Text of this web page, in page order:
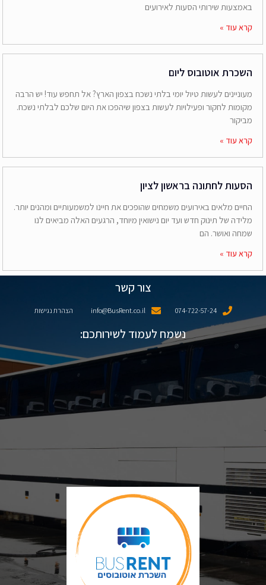
באמצעות שירותי הסעות לאירועים
קרא עוד »
השכרת אוטובוס ליום
מעוניינים לעשות טיול יומי בלתי נשכח בצפון הארץ? אל תחפש עוד! יש הרבה
מקומות לחקור ופעילויות לעשות בצפון שיהפכו את היום שלכם לבלתי נשכח.
מביקור
קרא עוד »
הסעות לחתונה בראשון לציון
החיים מלאים באירועים משמחים שהופכים את חיינו למשמעותיים ומהנים יותר.
מלידה של תינוק חדש ועד יום נישואין מיוחד, הרגעים האלה מביאים לנו
שמחה ואושר. הם
קרא עוד »
צור קשר
074-722-57-24
info@BusRent.co.il הצהרת נגישות
נשמח לעמוד לשירותכם: